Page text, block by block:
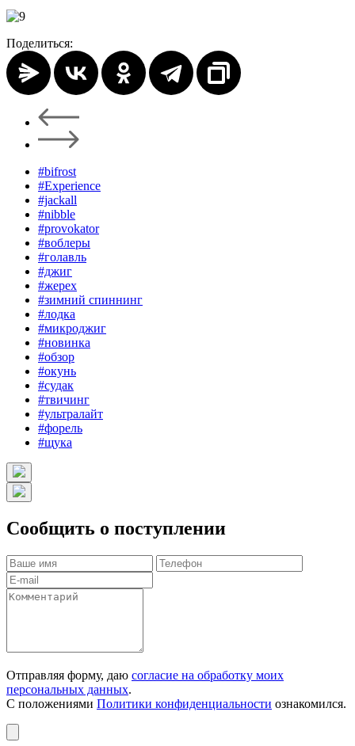
Поделиться:
#bifrost
#Experience
#jackall
#nibble
#provokator
#воблеры
#голавль
#джиг
#жерех
#зимний спиннинг
#лодка
#микроджиг
#новинка
#обзор
#окунь
#судак
#твичинг
#ультралайт
#форель
#щука
Сообщить о поступлении
Отправляя форму, даю согласие на обработку моих
персональных данных.
С положениями Политики конфиденциальности ознакомился.